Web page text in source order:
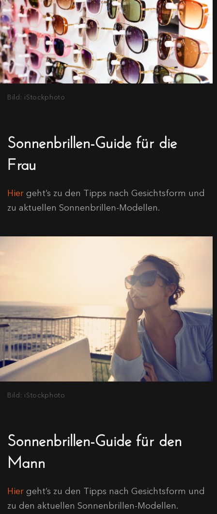
Bild: iStockphoto
Sonnenbrillen-Guide für die
Frau
Hier geht’s zu den Tipps nach Gesichtsform und
zu aktuellen Sonnenbrillen-Modellen.
Bild: iStockphoto
Sonnenbrillen-Guide für den
Mann
Hier geht’s zu den Tipps nach Gesichtsform und
zu den aktuellen Sonnenbrillen-Modellen.